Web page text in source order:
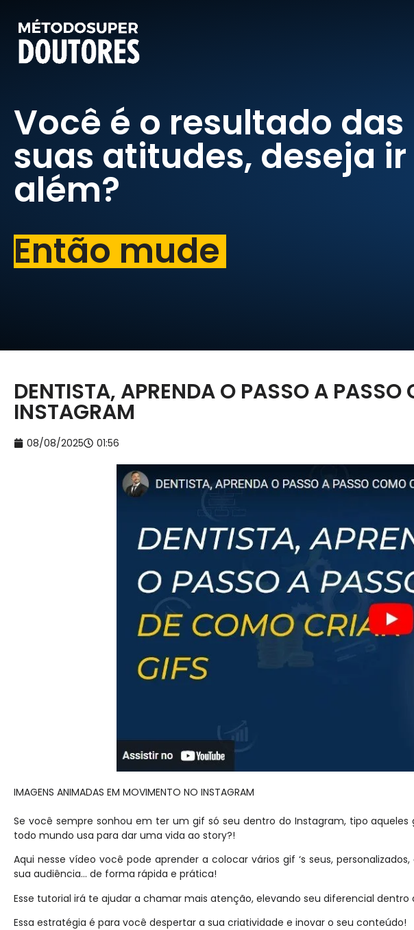
Você é o resultado das
suas atitudes, deseja ir
além?
Então mude
DENTISTA, APRENDA O PASSO A
INSTAGRAM
08/08/2025 01:56
IMAGENS ANIMADAS EM MOVIMENTO NO INSTAGRAM
Se você sempre sonhou em ter um gif só seu dentro do Instagram, tipo
todo mundo usa para dar uma vida ao story?!
Aqui nesse vídeo você pode aprender a colocar vários gif ‘s seus,
sua audiência… de forma rápida e prática!
Esse tutorial irá te ajudar a chamar mais atenção, elevando seu diferencial
Essa estratégia é para você despertar a sua criatividade e inovar o seu conteúdo!